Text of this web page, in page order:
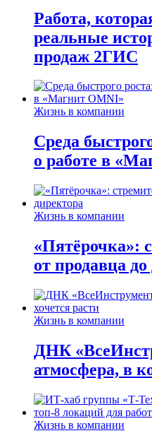
Работа,
реальные
продаж 2ГИС
Жизнь в компании
Среда
о работе в
Жизнь в компании
«Пятёрочка»:
от продавца
Жизнь в компании
ДНК
атмосфера, в
Жизнь в компании